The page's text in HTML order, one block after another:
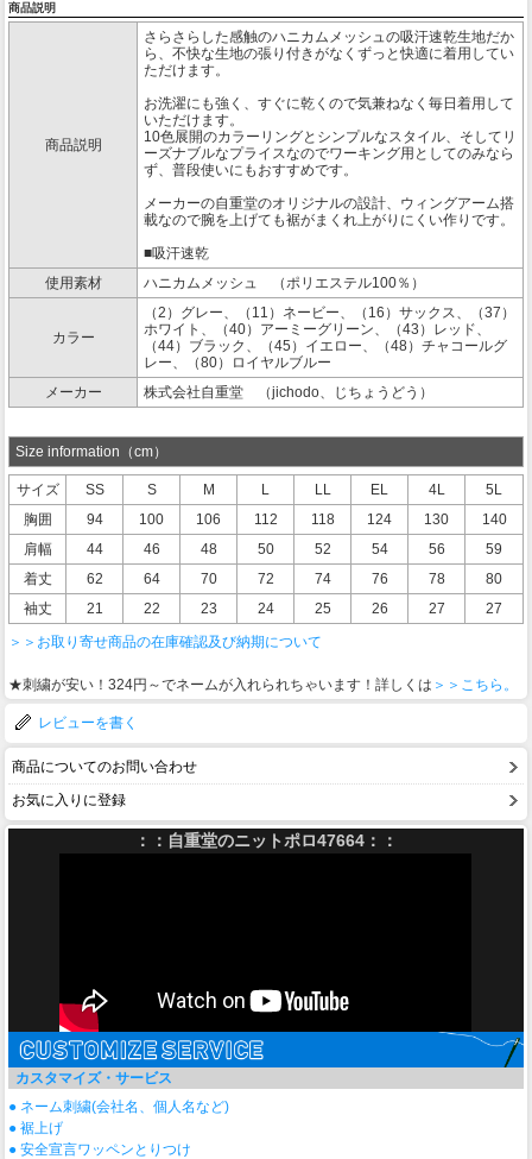
商品説明
商品説明
さらさらした感触のハニカムメッシュの吸汗速乾生地だか
ら、不快な生地の張り付きがなくずっと快適に着用してい
ただけます。
お洗濯にも強く、すぐに乾くので気兼ねなく毎日着用して
いただけます。
10色展開のカラーリングとシンプルなスタイル、そしてリ
ーズナブルなプライスなのでワーキング用としてのみなら
ず、普段使いにもおすすめです。
メーカーの自重堂のオリジナルの設計、ウィングアーム搭
載なので腕を上げても裾がまくれ上がりにくい作りです。
■吸汗速乾
使用素材
ハニカムメッシュ （ポリエステル100％）
カラー
（2）グレー、（11）ネービー、（16）サックス、（37）
ホワイト、（40）アーミーグリーン、（43）レッド、
（44）ブラック、（45）イエロー、（48）チャコールグ
レー、（80）ロイヤルブルー
メーカー
株式会社自重堂 （jichodo、じちょうどう）
Size information（cm）
サイズ SS S M L LL EL 4L
5L
胸囲
94 100 106 112 118 124 130
140
肩幅
44 46 48 50 52 54 56
59
着丈
62 64 70 72 74 76 78
80
袖丈
21 22 23 24 25 26 27
27
＞＞お取り寄せ商品の在庫確認及び納期について
★刺繍が安い！324円～でネームが入れられちゃいます！詳しくは ＞＞こちら。
レビューを書く
商品についてのお問い合わせ
お気に入りに登録
：：自重堂のニットポロ47664：：
カスタマイズ・サービス
● ネーム刺繍(会社名、個人名など)
● 裾上げ
● 安全宣言ワッペンとりつけ